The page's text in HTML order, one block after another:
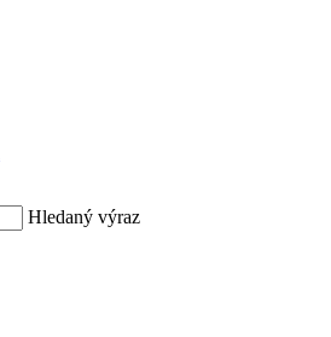
Hledaný výraz